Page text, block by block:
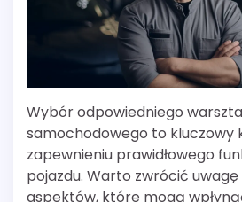
Wybór odpowiedniego
samochodowego to kluczowy
zapewnieniu prawidłowego
pojazdu. Warto zwrócić
aspektów, które mogą